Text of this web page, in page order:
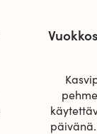
päivänä.